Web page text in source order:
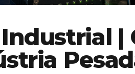
|